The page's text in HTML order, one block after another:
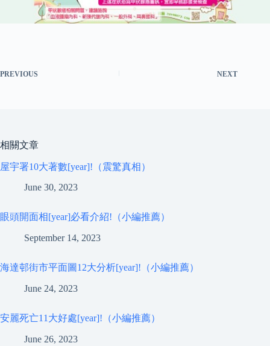
PREVIOUS NEXT
相關文章
屋宇署10大著數[year]!（震驚真相）
June 30, 2023
眼頭開面相[year]必看介紹!（小編推薦）
September 14, 2023
海達邨街市平面圖12大分析[year]!（小編推薦）
June 24, 2023
安麗死亡11大好處[year]!（小編推薦）
June 26, 2023